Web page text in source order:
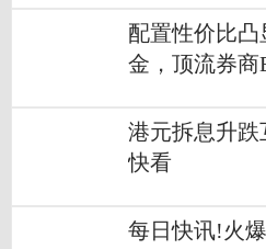
配置性价比凸
金，顶流券商
港元拆息升跌
快看
每日快讯!火